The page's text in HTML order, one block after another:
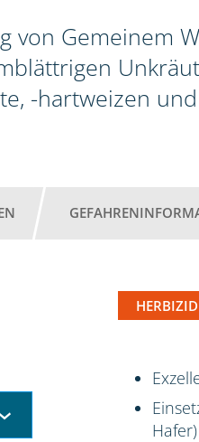
von Gemeinem
-hartweizen
HERBIZID
Hafer)